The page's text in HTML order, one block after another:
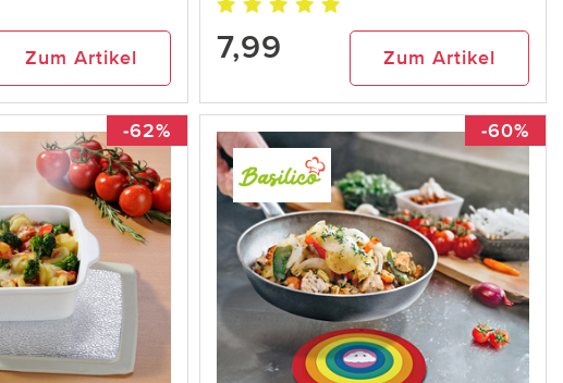
Zum Artikel 7,99 Zum Artikel
-62% -60%